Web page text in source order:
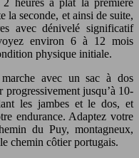
la seconde, et ainsi de suite,
avec dénivelé significatif
environ 6 à 12 mois
physique initiale.
avec un sac à dos
jusqu’à 10-
les jambes et le dos, et
endurance. Adaptez votre
du Puy, montagneux,
chemin côtier portugais.